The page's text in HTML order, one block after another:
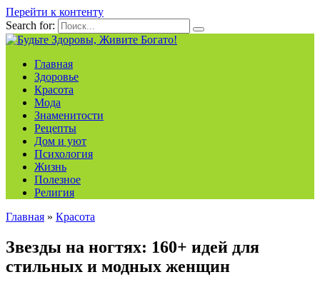
Перейти к контенту
Search for:
Главная
Здоровье
Красота
Мода
Знаменитости
Рецепты
Дом и уют
Психология
Жизнь
Полезное
Религия
Главная » Красота
Звезды на ногтях: 160+ идей для
стильных и модных женщин